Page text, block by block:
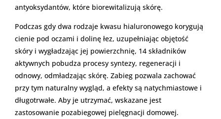
antyoksydantów, które biorewitalizują skórę.
Podczas gdy dwa rodzaje kwasu hialuronowego korygują
cienie pod oczami i dolinę łez, uzupełniając objętość
skóry i wygładzając jej powierzchnię, 14 składników
aktywnych pobudza procesy syntezy, regeneracji i
odnowy, odmładzając skórę. Zabieg pozwala zachować
przy tym naturalny wygląd, a efekty są natychmiastowe i
długotrwałe. Aby je utrzymać, wskazane jest
zastosowanie pozabiegowej pielęgnacji domowej.